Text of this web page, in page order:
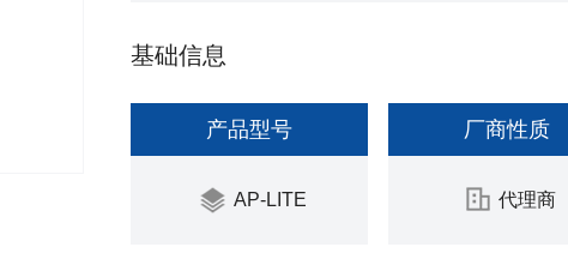
基础信息
产品型号
AP-LITE
厂商性质
代理商